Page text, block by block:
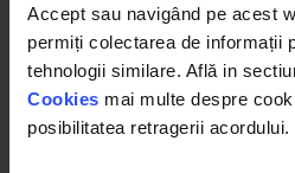
Accept sau navigând pe acest
permiți colectarea de informații
tehnologii similare. Află in
Cookies mai multe despre
posibilitatea retragerii acordului.